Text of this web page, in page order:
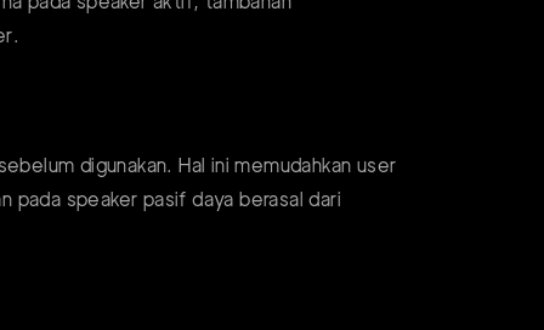
digunakan. Hal ini memudahkan user
pada speaker pasif daya berasal dari